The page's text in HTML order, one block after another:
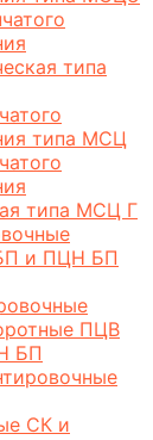
типа
типа МСЦ
типа МСЦ Г
и ПЦН БП
ПЦВ
БП
СК и